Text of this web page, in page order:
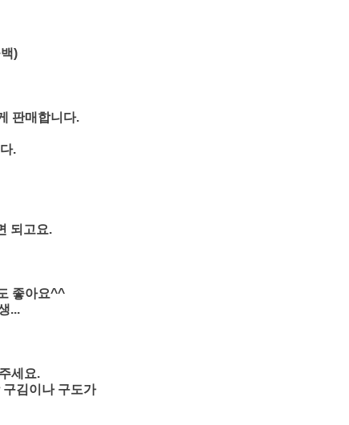
)
판매합니다.
.
되고요.
좋아요^^
...
세요.
김이나 구도가